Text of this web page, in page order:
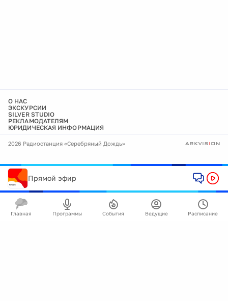
О НАС
ЭКСКУРСИИ
SILVER STUDIO
РЕКЛАМОДАТЕЛЯМ
ЮРИДИЧЕСКАЯ ИНФОРМАЦИЯ
2026 Радиостанция «Серебряный Дождь»
Прямой эфир
Главная Программы События Ведущие Расписание